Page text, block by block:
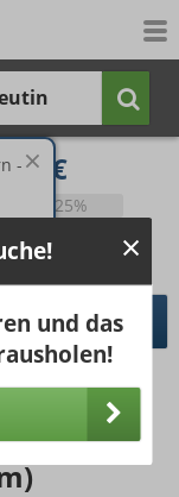
-
€
25%
und das